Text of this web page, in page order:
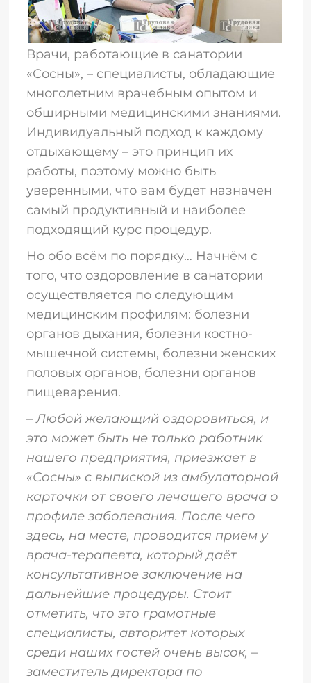
Врачи, работающие в санатории
«Сосны», – специалисты, обладающие
многолетним врачебным опытом и
обширными медицинскими знаниями.
Индивидуальный подход к каждому
отдыхающему – это принцип их
работы, поэтому можно быть
уверенными, что вам будет назначен
самый продуктивный и наиболее
подходящий курс процедур.
Но обо всём по порядку… Начнём с
того, что оздоровление в санатории
осуществляется по следующим
медицинским профилям: болезни
органов дыхания, болезни костно-
мышечной системы, болезни женских
половых органов, болезни органов
пищеварения.
–Любой желающий оздоровиться, и
это может быть не только работник
нашего предприятия, приезжает в
«Сосны» с выпиской из амбулаторной
карточки от своего лечащего врача о
профиле заболевания. После чего
здесь, на месте, проводится приём у
врача-терапевта, который даёт
консультативное заключение на
дальнейшие процедуры. Стоит
отметить, что это грамотные
специалисты, авторитет которых
среди наших гостей очень высок, –
заместитель директора по